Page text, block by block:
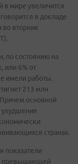
в мире увеличится
в докладе
во вторник
по состоянию на
или 6% от
имели работы.
213 млн
основной
ухудшение
странах.
показатели
превышающей